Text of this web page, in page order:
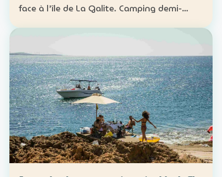
face à l’île de La Galite. Camping demi-
pension : 65 DT Camping pension complète
déjeuner : 120 DT…